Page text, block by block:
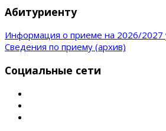
Абитуриенту
Информация о приеме на 2026/2027
Сведения по приему (архив)
Социальные сети